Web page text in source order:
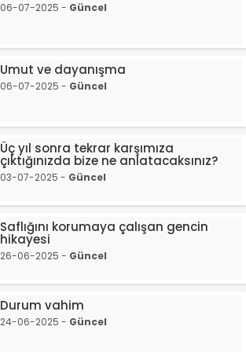
06-07-2025 - Güncel
Umut ve dayanışma
06-07-2025 - Güncel
Üç yıl sonra tekrar karşımıza
çıktığınızda bize ne anlatacaksınız?
03-07-2025 - Güncel
Saflığını korumaya çalışan gencin
hikayesi
26-06-2025 - Güncel
Durum vahim
24-06-2025 - Güncel